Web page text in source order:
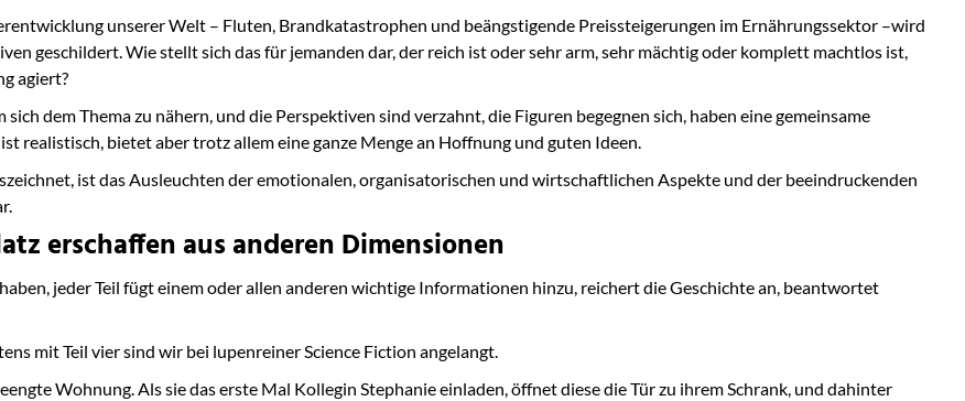
unserer Welt – Fluten, Brandkatastrophen und beängstigende Preissteigerungen im Ernährungssektor –wird
geschildert. Wie stellt sich das für jemanden dar, der reich ist oder sehr arm, sehr mächtig oder komplett machtlos ist,
agiert?
dem Thema zu nähern, und die Perspektiven sind verzahnt, die Figuren begegnen sich, haben eine gemeinsame
realistisch, bietet aber trotz allem eine ganze Menge an Hoffnung und guten Ideen.
ist das Ausleuchten der emotionalen, organisatorischen und wirtschaftlichen Aspekte und der beeindruckenden
erschaffen aus anderen Dimensionen
jeder Teil fügt einem oder allen anderen wichtige Informationen hinzu, reichert die Geschichte an, beantwortet
mit Teil vier sind wir bei lupenreiner Science Fiction angelangt.
Wohnung. Als sie das erste Mal Kollegin Stephanie einladen, öffnet diese die Tür zu ihrem Schrank, und dahinter